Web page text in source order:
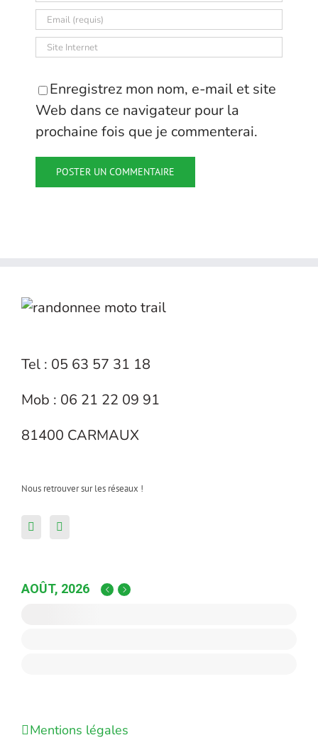
Enregistrez mon nom, e-mail et site
Web dans ce navigateur pour la
prochaine fois que je commenterai.
Tel : 05 63 57 31 18
Mob : 06 21 22 09 91
81400 CARMAUX
Nous retrouver sur les réseaux !
AOÛT, 2026
Mentions légales